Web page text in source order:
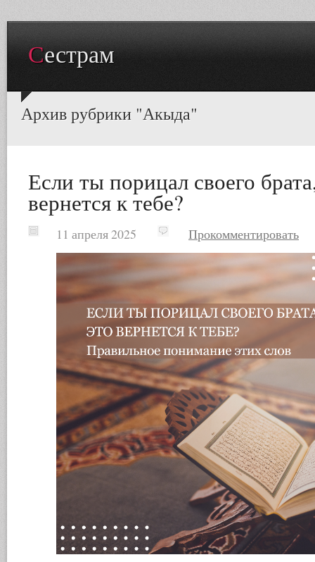
Сестрам
Архив рубрики "Акыда"
Если ты порицал своего
вернется к тебе?
11 апреля 2025 Прокомментировать